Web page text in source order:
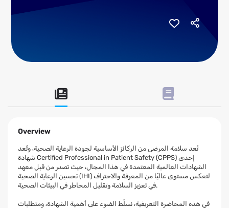
Overview
تُعد سلامة المرضى من الركائز الأساسية لجودة الرعاية الصحية، وتُعد
شهادة Certified Professional in Patient Safety (CPPS) إحدى
الشهادات العالمية المعتمدة في هذا المجال، حيث تصدر من قبل معهد
تحسين الرعاية الصحية (IHI) لتعكس مستوى عاليًا من المعرفة والاحتراف
في تعزيز السلامة وتقليل المخاطر في البيئات الصحية.
في هذه المحاضرة التعريفية، نسلّط الضوء على أهمية الشهادة، ومتطلبات